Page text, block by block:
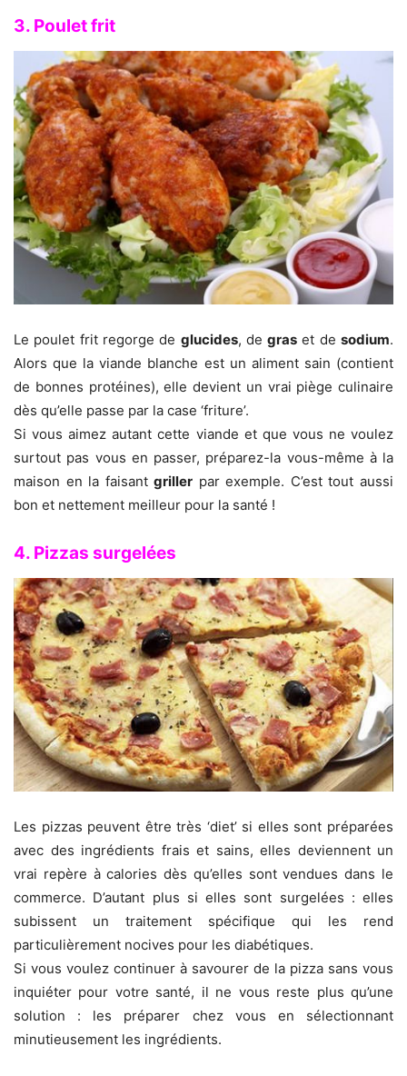
3. Poulet frit
Le poulet frit regorge de glucides, degras et desodium.
Alors que la viande blanche est un aliment sain (contient
de bonnes protéines), elle devient un vrai piège culinaire
dès qu’elle passe par la case ‘friture’.
Si vous aimez autant cette viande et que vous ne voulez
surtout pas vous en passer, préparez-la vous-même à la
maison en la faisantgriller par exemple. C’est tout aussi
bon et nettement meilleur pour la santé !
4. Pizzas surgelées
Les pizzas peuvent être très ‘diet’ si elles sont préparées
avec des ingrédients frais et sains, elles deviennent un
vrai repère à calories dès qu’elles sont vendues dans le
commerce. D’autant plus si elles sont surgelées : elles
subissent un traitement spécifique qui les rend
particulièrement nocives pour les diabétiques.
Si vous voulez continuer à savourer de la pizza sans vous
inquiéter pour votre santé, il ne vous reste plus qu’une
solution : les préparer chez vous en sélectionnant
minutieusement les ingrédients.